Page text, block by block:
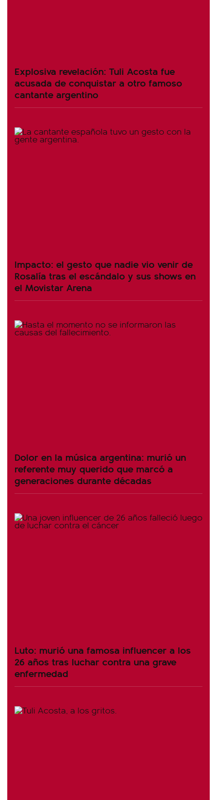
Explosiva revelación: Tuli Acosta fue
acusada de conquistar a otro famoso
cantante argentino
Impacto: el gesto que nadie vio venir de
Rosalía tras el escándalo y sus shows en
el Movistar Arena
Dolor en la música argentina: murió un
referente muy querido que marcó a
generaciones durante décadas
Luto: murió una famosa influencer a los
26 años tras luchar contra una grave
enfermedad